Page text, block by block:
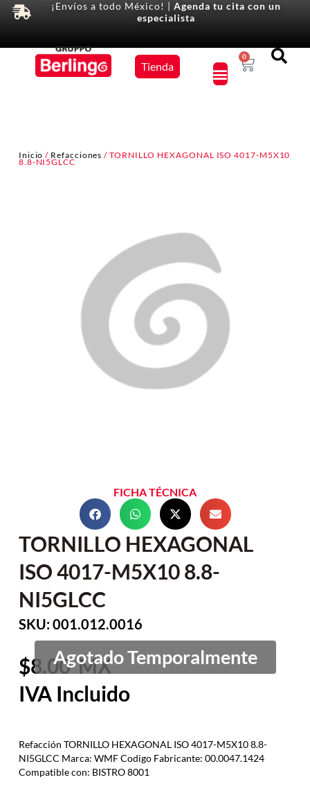
¡Envíos a todo México! | Agenda tu cita con un
especialista
Tienda
0
Inicio / Refacciones / TORNILLO HEXAGONAL ISO 4017-M5X10
8.8-NI5GLCC
FICHA TÉCNICA
TORNILLO HEXAGONAL
ISO 4017-M5X10 8.8-
NI5GLCC
SKU: 001.012.0016
8.00
Refacción TORNILLO HEXAGONAL ISO 4017-M5X10 8.8-
NI5GLCC Marca: WMF Codigo Fabricante: 00.0047.1424
Compatible con: BISTRO 8001